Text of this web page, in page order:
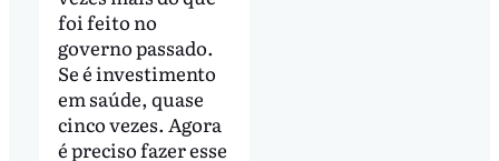
foi feito no
governo passado.
Se é investimento
em saúde, quase
cinco vezes. Agora
é preciso fazer esse